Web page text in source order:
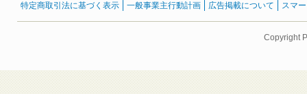
特定商取引法に基づく表示
一般事業主行動計画 広告掲載について スマ
Copyright